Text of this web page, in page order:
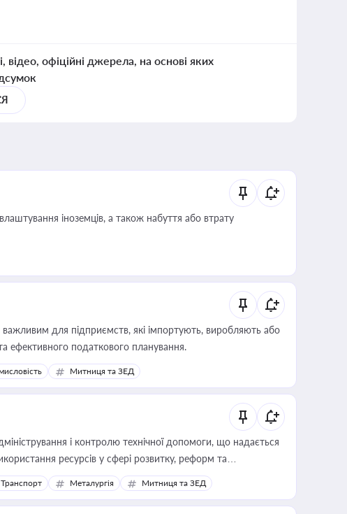
офіційні джерела, на основі яких
іноземців, а також набуття або втрату
для підприємств, які імпортують, виробляють або
ефективного податкового планування.
Митниця та ЗЕД
і контролю технічної допомоги, що надається
ресурсів у сфері розвитку, реформ та
Транспорт Металургія Митниця та ЗЕД